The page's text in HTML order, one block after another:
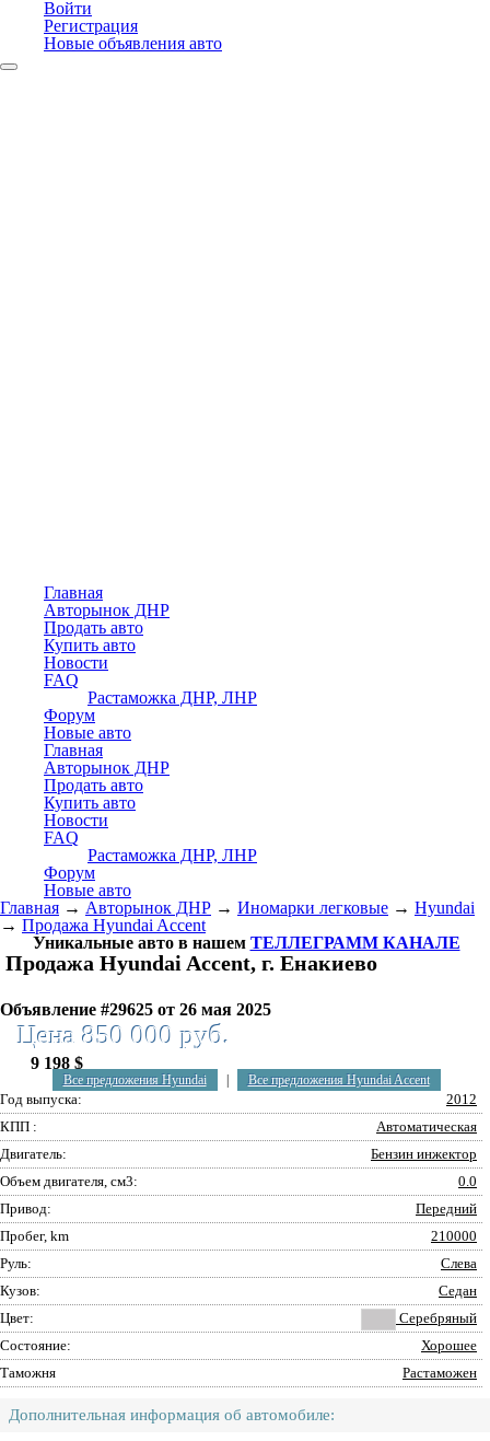
Войти
Регистрация
Новые объявления авто
Главная
Авторынок ДНР
Продать авто
Купить авто
Новости
FAQ
Растаможка ДНР, ЛНР
Форум
Новые авто
Главная
Авторынок ДНР
Продать авто
Купить авто
Новости
FAQ
Растаможка ДНР, ЛНР
Форум
Новые авто
Главная → Авторынок ДНР → Иномарки легковые → Hyundai
→ Продажа Hyundai Accent
Уникальные авто в нашем ТЕЛЛЕГРАММ КАНАЛЕ
Продажа Hyundai Accent, г. Енакиево
Объявление #29625 от 26 мая 2025
Цена 850 000 руб.
9 198 $
Все предложения Hyundai Все предложения Hyundai Accent
Год выпуска:
2012
КПП :
Автоматическая
Двигатель:
Бензин инжектор
Объем двигателя, см3:
0.0
Привод:
Передний
Пробег, km
210000
Руль:
Слева
Кузов:
Седан
Цвет:
Серебряный
Состояние:
Хорошее
Таможня
Растаможен
Дополнительная информация об автомобиле: